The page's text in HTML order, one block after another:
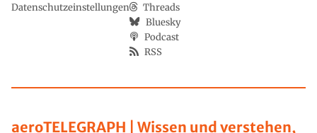
aeroTELEGRAPH | Wissen und verstehen,
Datenschutzeinstellungen
Threads
Bluesky
Podcast
RSS